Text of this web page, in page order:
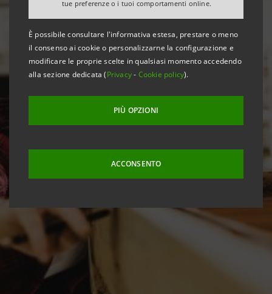
tue preferenze o i tuoi comportamenti online.
È possibile consultare l'informativa estesa, prestare o meno
il consenso ai cookie o personalizzarne la configurazione e
modificare le proprie scelte in qualsiasi momento accedendo
alla sezione dedicata (Privacy- Cookie policy).
PIÙ OPZIONI
ACCONSENTO